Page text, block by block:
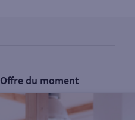
Offre du moment